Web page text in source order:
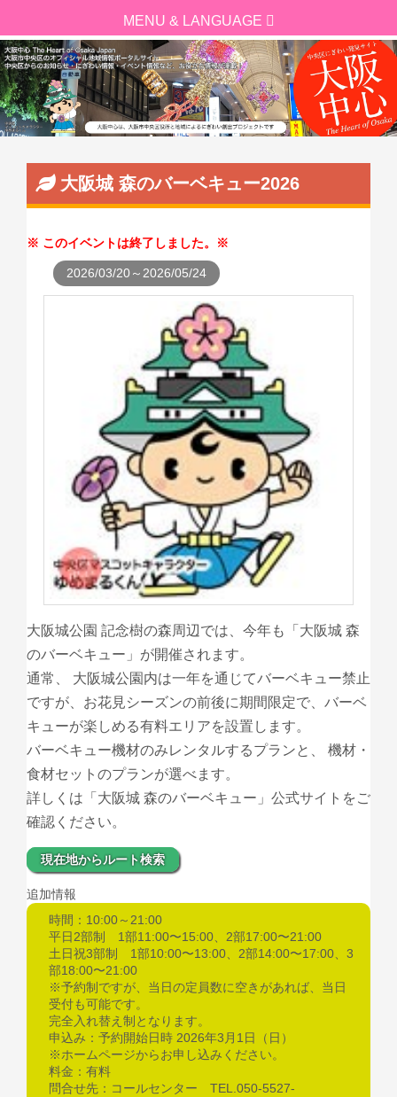
大阪城 森のバーベキュー2026
このイベントは終了しました。
2026/03/20～2026/05/24
大阪城公園 記念樹の森周辺では、今年も「大阪城 森
のバーベキュー」が開催されます。
通常、 大阪城公園内は一年を通じてバーベキュー禁止
ですが、お花見シーズンの前後に期間限定で、バーベ
キューが楽しめる有料エリアを設置します。
バーベキュー機材のみレンタルするプランと、 機材・
食材セットのプランが選べます。
詳しくは「大阪城 森のバーベキュー」公式サイトをご
確認ください。
現在地からルート検索
追加情報
時間：10:00～21:00
平日2部制 1部11:00〜15:00、2部17:00〜21:00
土日祝3部制 1部10:00〜13:00、2部14:00〜17:00、3
部18:00〜21:00
※予約制ですが、当日の定員数に空きがあれば、当日
受付も可能です。
完全入れ替え制となります。
申込み：予約開始日時 2026年3月1日（日）
※ホームページからお申し込みください。
料金：有料
問合せ先：コールセンター TEL.050-5527-